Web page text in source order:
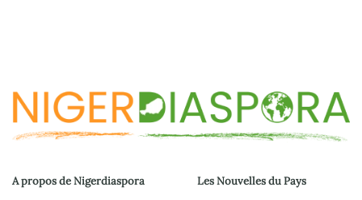
A propos de Nigerdiaspora Les Nouvelles du Pays